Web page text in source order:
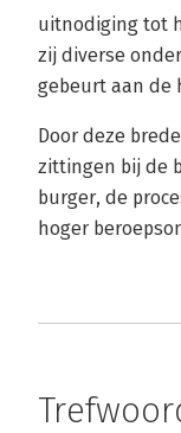
uitnodiging tot
zij diverse
gebeurt aan de
Door deze
zittingen bij de
burger, de
hoger